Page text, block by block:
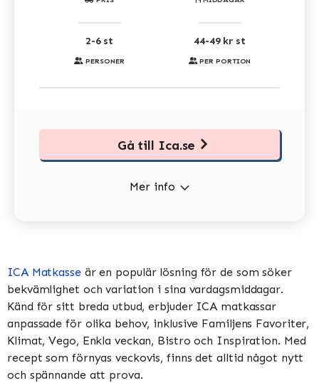
PERSONER
2-6 st
PER PORTION
44-49 kr st
Mer info
Gå till Ica.se
ICA Matkasseär en populär lösning för de som söker
bekvämlighet och variation i sina vardagsmiddagar.
Känd för sitt breda utbud, erbjuder ICA matkassar
anpassade för olika behov, inklusive Familjens Favoriter,
Klimat, Vego, Enkla veckan, Bistro och Inspiration​​​​. Med
recept som förnyas veckovis, finns det alltid något nytt
och spännande att prova​​.